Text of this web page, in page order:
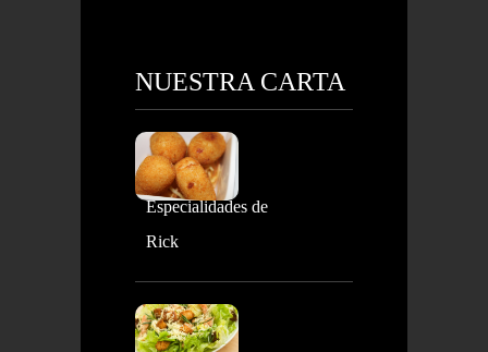
NUESTRA CARTA
Especialidades de
Rick